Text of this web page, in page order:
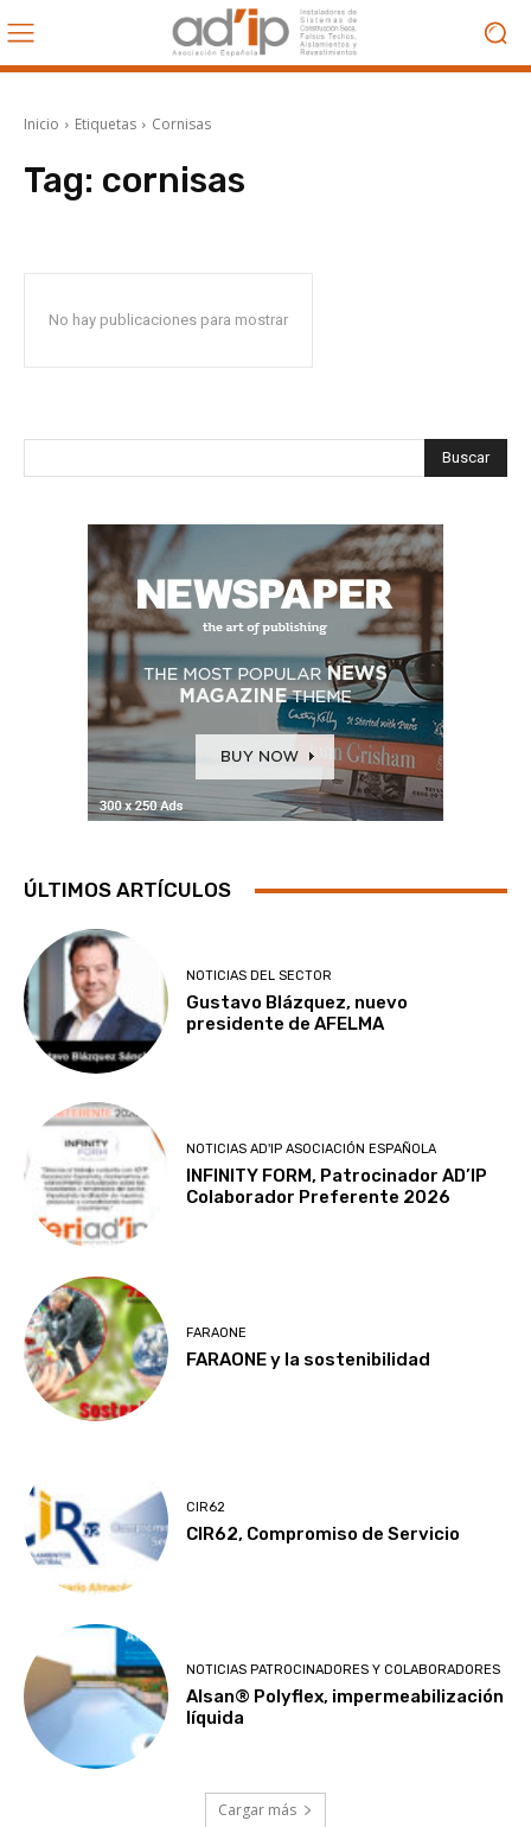
Inicio Etiquetas Cornisas
Tag: cornisas
No hay publicaciones para mostrar
Buscar
ÚLTIMOS ARTÍCULOS
NOTICIAS DEL SECTOR
Gustavo Blázquez, nuevo
presidente de AFELMA
NOTICIAS AD'IP ASOCIACIÓN ESPAÑOLA
INFINITY FORM, Patrocinador AD’IP
Colaborador Preferente 2026
FARAONE
FARAONE y la sostenibilidad
CIR62
CIR62, Compromiso de Servicio
NOTICIAS PATROCINADORES Y COLABORADORES
Alsan® Polyflex, impermeabilización
líquida
Cargar más